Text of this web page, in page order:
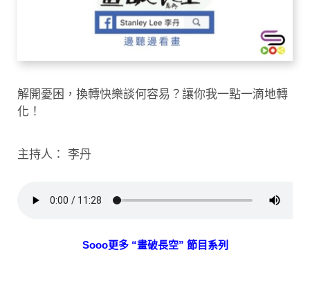
解開憂困，換轉快樂談何容易？讓你我一點一滴地轉
化！
主持人： 李丹
Sooo更多 “畫破長空” 節目系列